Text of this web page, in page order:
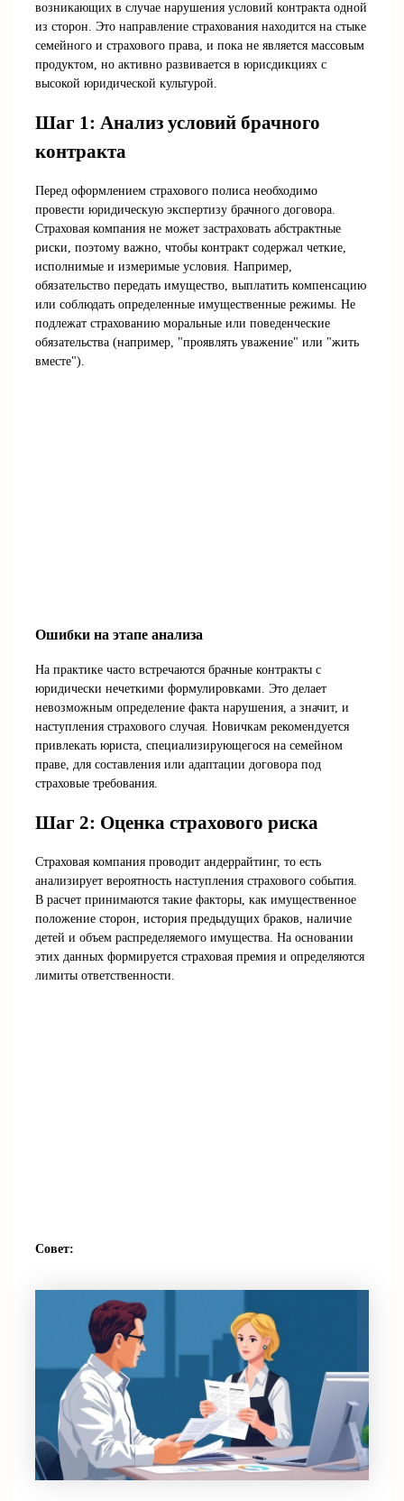
возникающих в случае нарушения условий контракта одной
из сторон. Это направление страхования находится на стыке
семейного и страхового права, и пока не является массовым
продуктом, но активно развивается в юрисдикциях с
высокой юридической культурой.
Шаг 1: Анализ условий брачного
контракта
Перед оформлением страхового полиса необходимо
провести юридическую экспертизу брачного договора.
Страховая компания не может застраховать абстрактные
риски, поэтому важно, чтобы контракт содержал четкие,
исполнимые и измеримые условия. Например,
обязательство передать имущество, выплатить компенсацию
или соблюдать определенные имущественные режимы. Не
подлежат страхованию моральные или поведенческие
обязательства (например, "проявлять уважение" или "жить
вместе").
Ошибки на этапе анализа
На практике часто встречаются брачные контракты с
юридически нечеткими формулировками. Это делает
невозможным определение факта нарушения, а значит, и
наступления страхового случая. Новичкам рекомендуется
привлекать юриста, специализирующегося на семейном
праве, для составления или адаптации договора под
страховые требования.
Шаг 2: Оценка страхового риска
Страховая компания проводит андеррайтинг, то есть
анализирует вероятность наступления страхового события.
В расчет принимаются такие факторы, как имущественное
положение сторон, история предыдущих браков, наличие
детей и объем распределяемого имущества. На основании
этих данных формируется страховая премия и определяются
лимиты ответственности.
Совет: